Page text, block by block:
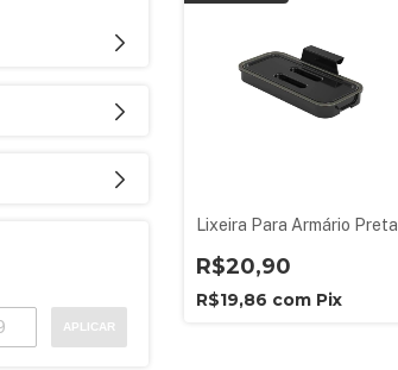
APLICAR
Lixeira Para Armário Preta
R$20,90
R$19,86 com Pix